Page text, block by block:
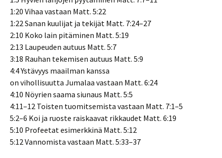
1:20 Vihaa vastaan Matt. 5:22
1:22 Sanan kuulijat ja tekijät Matt. 7:24–27
2:10 Koko lain pitäminen Matt. 5:19
2:13 Laupeuden autuus Matt. 5:7
3:18 Rauhan tekemisen autuus Matt. 5:9
4:4 Ystävyys maailman kanssa
on vihollisuutta Jumalaa vastaan Matt. 6:24
4:10 Nöyrien saama siunaus Matt. 5:5
4:11–12 Toisten tuomitsemista vastaan Matt. 7:1–5
5:2–6 Koi ja ruoste raiskaavat rikkaudet Matt. 6:19
5:10 Profeetat esimerkkinä Matt. 5:12
5:12 Vannomista vastaan Matt. 5:33–37